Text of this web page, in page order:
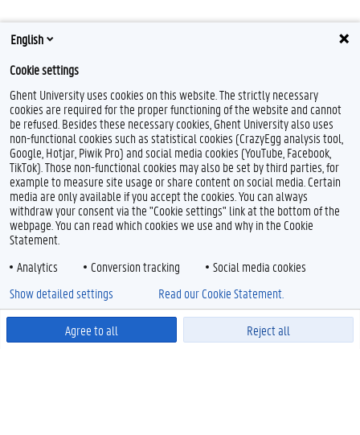
English
Cookie settings
Ghent University uses cookies on this website. The strictly necessary
cookies are required for the proper functioning of the website and cannot
be refused. Besides these necessary cookies, Ghent University also uses
non-functional cookies such as statistical cookies (CrazyEgg analysis tool,
Google, Hotjar, Piwik Pro) and social media cookies (YouTube, Facebook,
TikTok). Those non-functional cookies may also be set by third parties, for
example to measure site usage or share content on social media. Certain
media are only available if you accept the cookies. You can always
withdraw your consent via the "Cookie settings" link at the bottom of the
webpage. You can read which cookies we use and why in the Cookie
Statement.
Analytics
Conversion tracking Social media cookies
Agree to all Reject all
Show detailed settings Read our Cookie Statement.